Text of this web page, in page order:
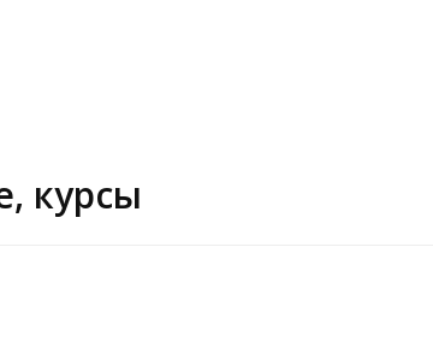
курсы